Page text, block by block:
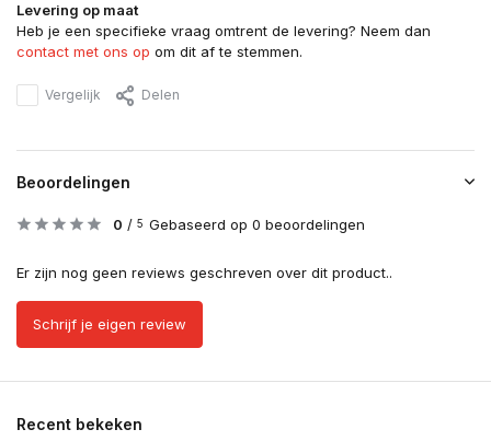
Levering op maat
Heb je een specifieke vraag omtrent de levering? Neem dan
contact met ons op om dit af te stemmen.
Vergelijk Delen
Beoordelingen
0 / 5 Gebaseerd op 0 beoordelingen
Er zijn nog geen reviews geschreven over dit product..
Schrijf je eigen review
Recent bekeken